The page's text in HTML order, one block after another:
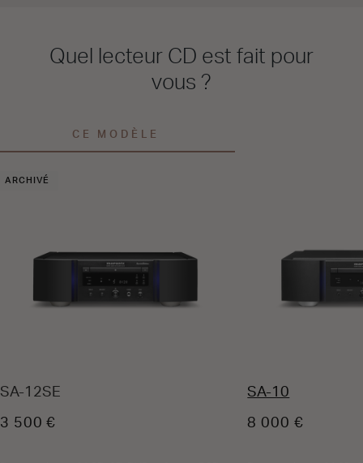
Quel lecteur CD est fait pour
vous ?
CE MODÈLE
ARCHIVÉ
SA-12SE
3 500 €
SA-10
8 000 €